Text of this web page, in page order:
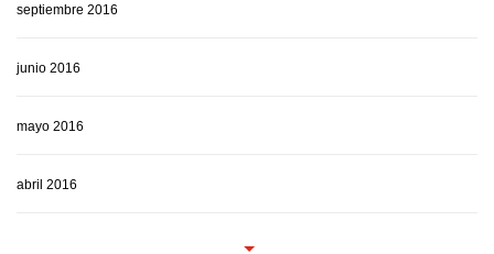
septiembre 2016
junio 2016
mayo 2016
abril 2016